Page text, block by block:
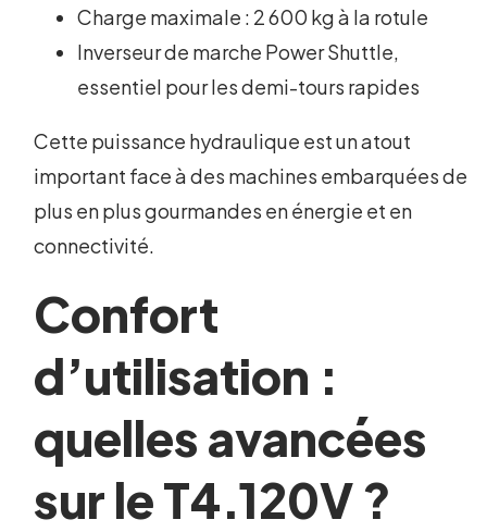
Charge maximale : 2 600 kg à la rotule
Inverseur de marche Power Shuttle,
essentiel pour les demi-tours rapides
Cette puissance hydraulique est un atout
important face à des machines embarquées de
plus en plus gourmandes en énergie et en
connectivité.
Confort
d’utilisation :
quelles avancées
sur le T4.120V ?